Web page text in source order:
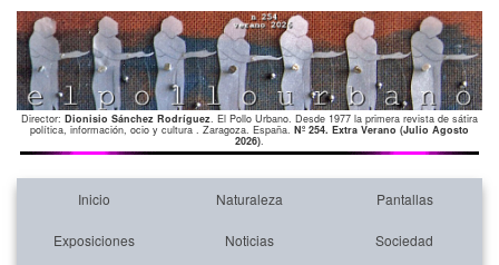
Director: Dionisio Sánchez Rodríguez. El Pollo Urbano. Desde 1977 la primera revista de sátira
política, información, ocio y cultura . Zaragoza. España. Nº 254. Extra Verano (Julio Agosto
2026).
Inicio Naturaleza Pantallas
Exposiciones Noticias Sociedad